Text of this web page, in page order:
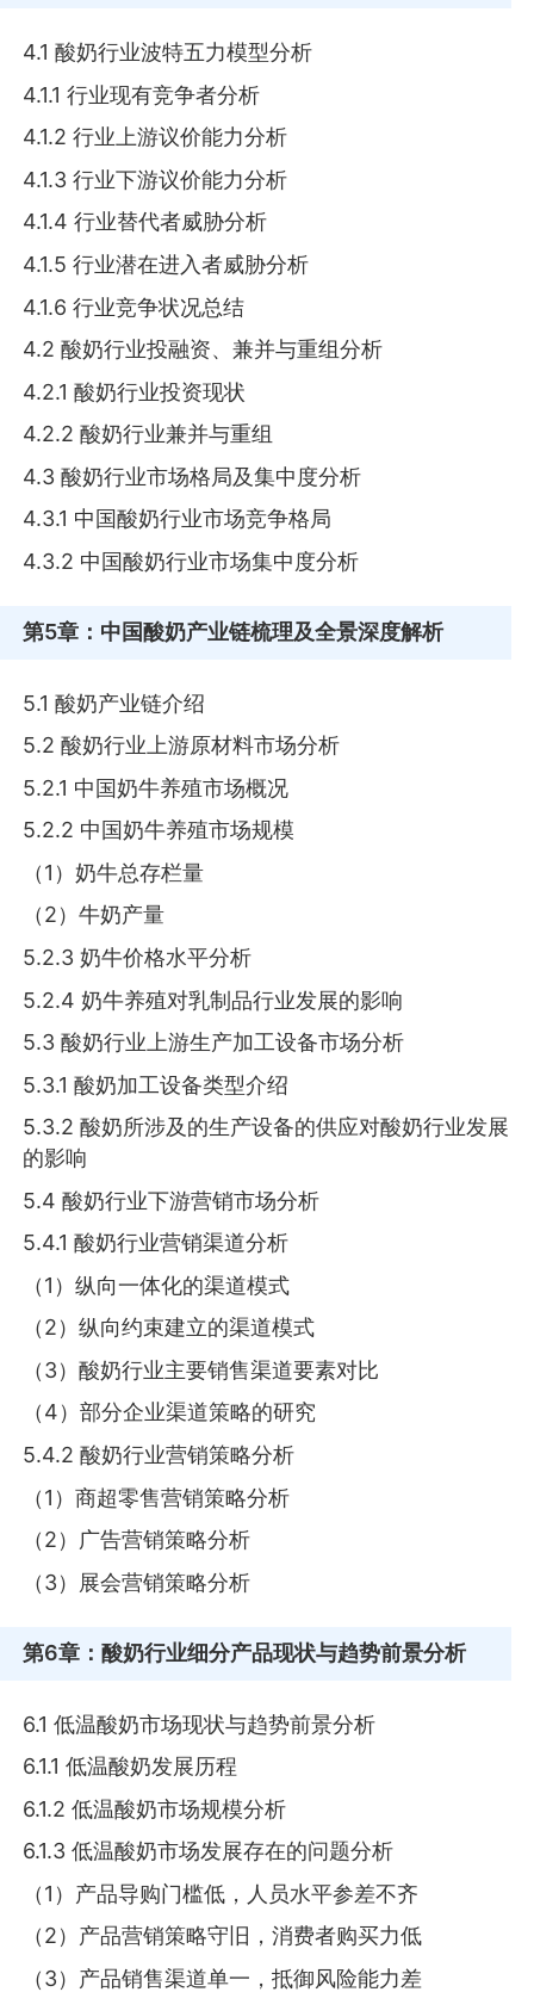
4.1 酸奶行业波特五力模型分析
4.1.1 行业现有竞争者分析
4.1.2 行业上游议价能力分析
4.1.3 行业下游议价能力分析
4.1.4 行业替代者威胁分析
4.1.5 行业潜在进入者威胁分析
4.1.6 行业竞争状况总结
4.2 酸奶行业投融资、兼并与重组分析
4.2.1 酸奶行业投资现状
4.2.2 酸奶行业兼并与重组
4.3 酸奶行业市场格局及集中度分析
4.3.1 中国酸奶行业市场竞争格局
4.3.2 中国酸奶行业市场集中度分析
第5章 ：中国酸奶产业链梳理及全景深度解析
5.1 酸奶产业链介绍
5.2 酸奶行业上游原材料市场分析
5.2.1 中国奶牛养殖市场概况
5.2.2 中国奶牛养殖市场规模
（1）奶牛总存栏量
（2）牛奶产量
5.2.3 奶牛价格水平分析
5.2.4 奶牛养殖对乳制品行业发展的影响
5.3 酸奶行业上游生产加工设备市场分析
5.3.1 酸奶加工设备类型介绍
5.3.2 酸奶所涉及的生产设备的供应对酸奶行业发展
的影响
5.4 酸奶行业下游营销市场分析
5.4.1 酸奶行业营销渠道分析
（1）纵向一体化的渠道模式
（2）纵向约束建立的渠道模式
（3）酸奶行业主要销售渠道要素对比
（4）部分企业渠道策略的研究
5.4.2 酸奶行业营销策略分析
（1）商超零售营销策略分析
（2）广告营销策略分析
（3）展会营销策略分析
第6章 ：酸奶行业细分产品现状与趋势前景分析
6.1 低温酸奶市场现状与趋势前景分析
6.1.1 低温酸奶发展历程
6.1.2 低温酸奶市场规模分析
6.1.3 低温酸奶市场发展存在的问题分析
（1）产品导购门槛低，人员水平参差不齐
（2）产品营销策略守旧，消费者购买力低
（3）产品销售渠道单一，抵御风险能力差